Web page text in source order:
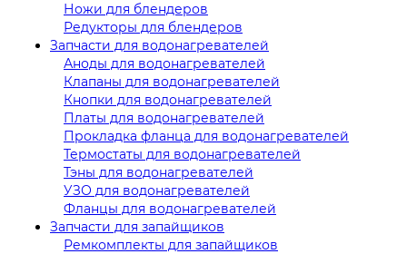
Ножи для блендеров
Редукторы для блендеров
Запчасти для водонагревателей
Аноды для водонагревателей
Клапаны для водонагревателей
Кнопки для водонагревателей
Платы для водонагревателей
Прокладка фланца для водонагревателей
Термостаты для водонагревателей
Тэны для водонагревателей
УЗО для водонагревателей
Фланцы для водонагревателей
Запчасти для запайщиков
Ремкомплекты для запайщиков